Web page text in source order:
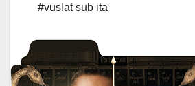
#vuslat sub ita